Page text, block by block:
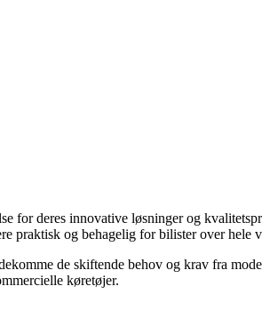
for deres innovative løsninger og
praktisk og behagelig for bilister over hele
de skiftende behov og krav fra
køretøjer.